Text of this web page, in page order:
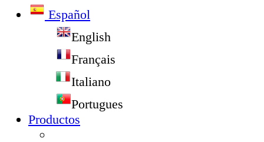
Español
English
Français
Italiano
Portugues
Productos